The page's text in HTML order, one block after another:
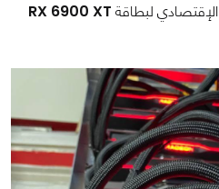
الإقتصادي لبطاقة RX 6900 XT